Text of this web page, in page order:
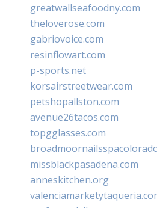
greatwallseafoodny.com
theloverose.com
gabriovoice.com
resinflowart.com
p-sports.net
korsairstreetwear.com
petshopallston.com
avenue26tacos.com
topgglasses.com
missblackpasadena.com
anneskitchen.org